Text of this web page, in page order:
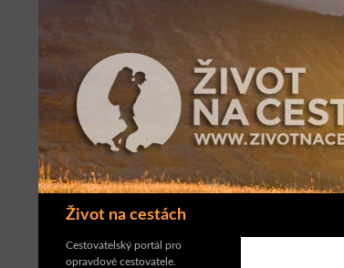
Život na cestách
Hledat
Cestovatelský portál pro
opravdové cestovatele.